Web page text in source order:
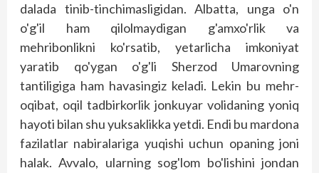
dalada tinib-tinchimasligidan. Albatta, unga o'n
o'g'il ham qilolmaydigan g'amxo'rlik va
mehribonlikni ko'rsatib, yetarlicha imkoniyat
yaratib qo'ygan o'g'li Sherzod Umarovning
tantiligiga ham havasingiz keladi. Lekin bu mehr-
oqibat, oqil tadbirkorlik jonkuyar volidaning yoniq
hayoti bilan shu yuksaklikka yetdi. Endi bu mardona
fazilatlar nabiralariga yuqishi uchun opaning joni
halak. Avvalo, ularning sog'lom bo'lishini jondan